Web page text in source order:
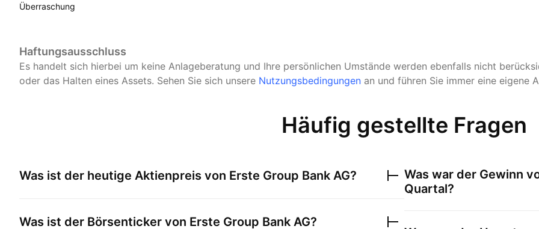
Überraschung
Haftungsausschluss
Es handelt sich hierbei um keine Anlageberatung und Ihre persönlichen Umstände werden ebenfalls nicht
oder das Halten eines Assets. Sehen Sie sich unsere Nutzungsbedingungen an und führen Sie immer eine eigene
Häufig gestellte Fragen
Was ist der heutige Aktienpreis von Erste Group Bank AG?
Was ist der Börsenticker von Erste Group Bank AG?
Was war der Gewinn
Quartal?